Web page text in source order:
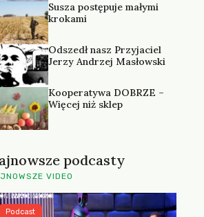
Susza postępuje małymi
krokami
Odszedł nasz Przyjaciel
Jerzy Andrzej Masłowski
Kooperatywa DOBRZE –
Więcej niż sklep
podcasty
VIDEO
Podcast